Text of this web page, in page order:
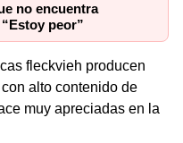
no encuentra
peor”
fleckvieh producen
alto contenido de
muy apreciadas en la